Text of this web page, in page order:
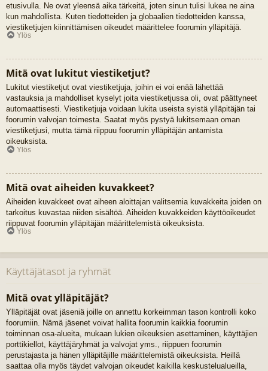
etusivulla. Ne ovat yleensä aika tärkeitä, joten sinun tulisi lukea ne aina
kun mahdollista. Kuten tiedotteiden ja globaalien tiedotteiden kanssa,
viestiketjujen kiinnittämisen oikeudet määrittelee foorumin ylläpitäjä.
Ylös
Mitä ovat lukitut viestiketjut?
Lukitut viestiketjut ovat viestiketjuja, joihin ei voi enää lähettää
vastauksia ja mahdolliset kyselyt joita viestiketjussa oli, ovat päättyneet
automaattisesti. Viestiketjuja voidaan lukita useista syistä ylläpitäjän tai
foorumin valvojan toimesta. Saatat myös pystyä lukitsemaan oman
viestiketjusi, mutta tämä riippuu foorumin ylläpitäjän antamista
oikeuksista.
Ylös
Mitä ovat aiheiden kuvakkeet?
Aiheiden kuvakkeet ovat aiheen aloittajan valitsemia kuvakkeita joiden on
tarkoitus kuvastaa niiden sisältöä. Aiheiden kuvakkeiden käyttöoikeudet
riippuvat foorumin ylläpitäjän määrittelemistä oikeuksista.
Ylös
Käyttäjätasot ja ryhmät
Mitä ovat ylläpitäjät?
Ylläpitäjät ovat jäseniä joille on annettu korkeimman tason kontrolli koko
foorumiin. Nämä jäsenet voivat hallita foorumin kaikkia foorumin
toiminnan osa-alueita, mukaan lukien oikeuksien asettaminen, käyttäjien
porttikiellot, käyttäjäryhmät ja valvojat yms., riippuen foorumin
perustajasta ja hänen ylläpitäjille määrittelemistä oikeuksista. Heillä
saattaa olla myös täydet valvojan oikeudet kaikilla keskustelualueilla,